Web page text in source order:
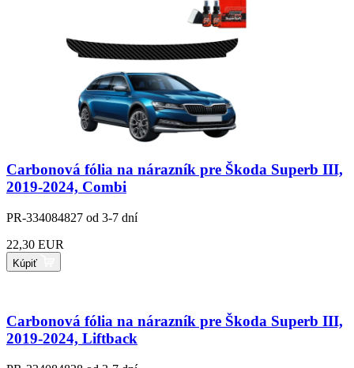
Carbonová fólia na nárazník pre Škoda Superb III,
2019-2024, Combi
PR-334084827 od 3-7 dní
22,30 EUR
Kúpiť
Carbonová fólia na nárazník pre Škoda Superb III,
2019-2024, Liftback